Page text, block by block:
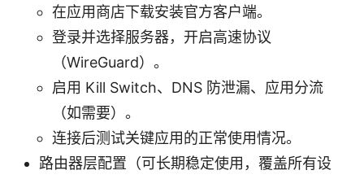
在应用商店下载安装官方客户端。
登录并选择服务器，开启高速协议
（WireGuard）。
启用 Kill Switch、DNS 防泄漏、应用分流
（如需要）。
连接后测试关键应用的正常使用情况。
路由器层配置（可长期稳定使用，覆盖所有设